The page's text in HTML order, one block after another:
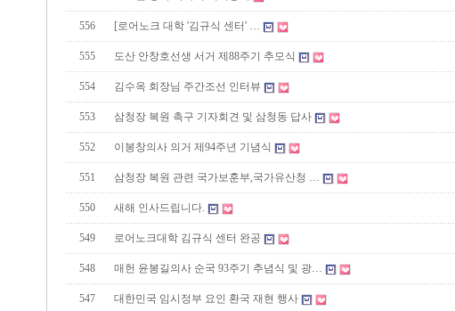
556 [로어노크 대학 '김규식 센터' …
555 도산 안창호선생 서거 제88주기 추모식
554 김수옥 회장님 주간조선 인터뷰
553 삼청장 복원 촉구 기자회견 및 삼청동 답사
552 이봉창의사 의거 제94주년 기념식
551 삼청장 복원 관련 국가보훈부,국가유산청 …
550 새해 인사드립니다.
549 로어노크대학 김규식 센터 완공
548 매헌 윤봉길의사 순국 93주기 추념식 및 광…
547 대한민국 임시정부 요인 환국 재현 행사